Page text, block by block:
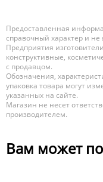
Предоставленная
справочный характер и
Предприятия
конструктивные,
с продавцом.
Обозначения,
упаковка товара могут
указанных на сайте.
Магазин не несет
производителем.
Вам может